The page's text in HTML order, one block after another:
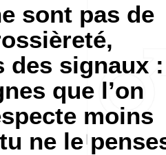
sont pas de
des signaux :
que l’on
moins
ne le